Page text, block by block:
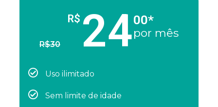
R$30
R$ 2400*
por mês
Uso ilimitado
Sem limite de idade